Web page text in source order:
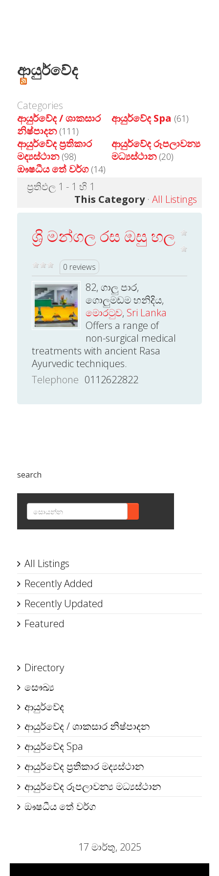
ආයුර්වේද
Categories
ආයුර්වේද / ශාකසාර
නිෂ්පාදන (111)
ආයුර්වේද Spa (61)
ආයුර්වේද ප්‍රතිකාර
මද්‍යස්ථාන (98)
ආයුර්වේද රූපලාවන්‍ය
මධ්‍යස්ථාන (20)
ඖෂධීය තේ වර්ග (14)
ප්‍රතිඵල 1 - 1 හි 1
This Category· All Listings
ශ්‍රි මන්ගල රස ඔසු හල
0 reviews
82, ගාලු පාර,
ගොලුමඩම හනිදිය,
මොරටුව, Sri Lanka
Offers a range of
non-surgical medical
treatments with ancient Rasa
Ayurvedic techniques.
Telephone 0112622822
search
All Listings
Recently Added
Recently Updated
Featured
Directory
සෞඛ්‍ය
ආයුර්වේද
ආයුර්වේද / ශාකසාර නිෂ්පාදන
ආයුර්වේද Spa
ආයුර්වේද ප්‍රතිකාර මද්‍යස්ථාන
ආයුර්වේද රූපලාවන්‍ය මධ්‍යස්ථාන
ඖෂධීය තේ වර්ග
17 මාර්තු, 2025